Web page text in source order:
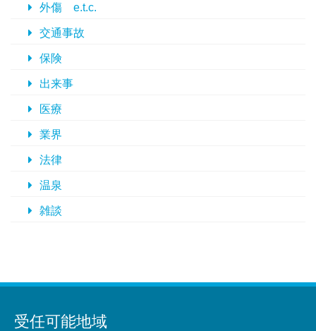
外傷 e.t.c.
交通事故
保険
出来事
医療
業界
法律
温泉
雑談
受任可能地域